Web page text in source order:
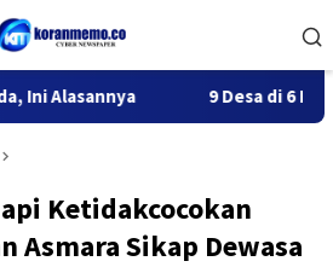
9 Desa di 6 Kecamatan
Ketidakcocokan
Asmara Sikap Dewasa